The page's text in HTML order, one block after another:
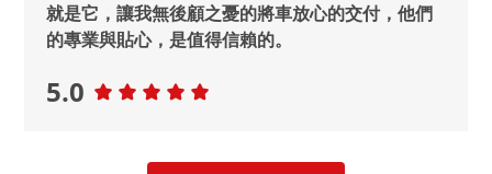
就是它，讓我無後顧之憂的將車放心的交付，他們
的專業與貼心，是值得信賴的。
5.0